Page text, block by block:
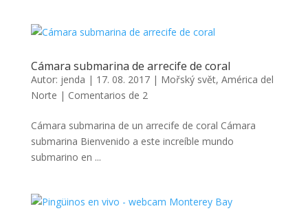
Cámara submarina de arrecife de coral
Autor: jenda | 17. 08. 2017| Mořský svět, América del
Norte | Comentarios de 2
Cámara submarina de un arrecife de coral Cámara
submarina Bienvenido a este increíble mundo
submarino en ...